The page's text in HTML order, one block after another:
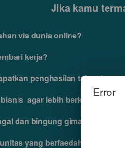
Jika kamu
via dunia online?
kerja?
penghasilan tak terbatas
agar lebih berkembang
dan bingung gimana cara
yang berfaedah dalam
Error